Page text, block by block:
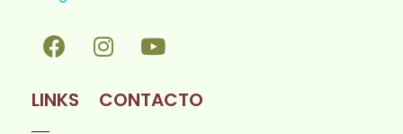
LINKS CONTACTO